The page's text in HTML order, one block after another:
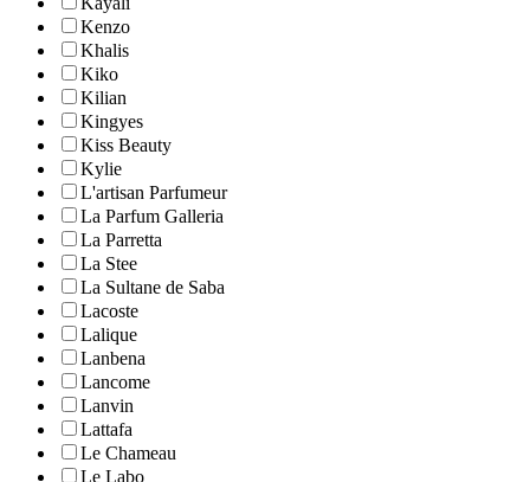
Kenzo
Khalis
Kiko
Kilian
Kingyes
Kiss Beauty
Kylie
L'artisan Parfumeur
La Parfum Galleria
La Parretta
La Stee
La Sultane de Saba
Lacoste
Lalique
Lanbena
Lancome
Lanvin
Lattafa
Le Chameau
Le Labo